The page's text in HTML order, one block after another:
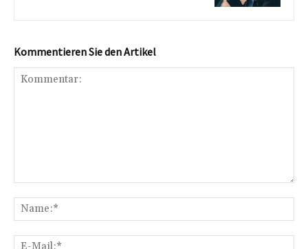
Kommentieren Sie den Artikel